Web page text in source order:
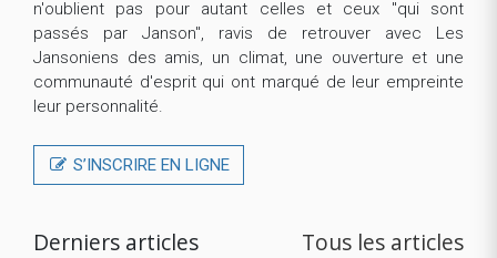
n'oublient pas pour autant celles et ceux "qui sont
passés par Janson", ravis de retrouver avec Les
Jansoniens des amis, un climat, une ouverture et une
communauté d'esprit qui ont marqué de leur empreinte
leur personnalité.
S’INSCRIRE EN LIGNE
Derniers articles Tous les articles